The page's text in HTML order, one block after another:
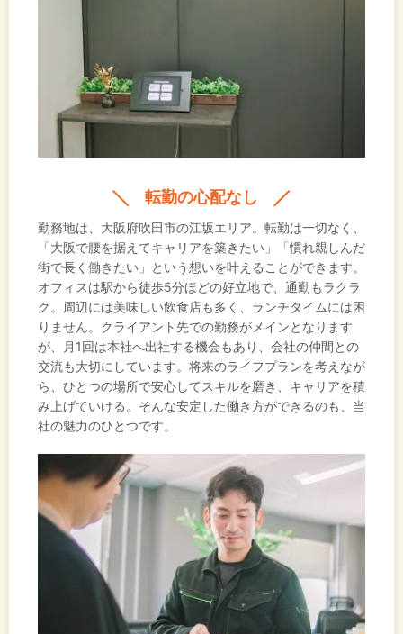
転勤の心配なし
勤務地は、大阪府吹田市の江坂エリア。転勤は一切なく、
「大阪で腰を据えてキャリアを築きたい」「慣れ親しんだ
街で長く働きたい」という想いを叶えることができます。
オフィスは駅から徒歩5分ほどの好立地で、通勤もラクラ
ク。周辺には美味しい飲食店も多く、ランチタイムには困
りません。クライアント先での勤務がメインとなります
が、月1回は本社へ出社する機会もあり、会社の仲間との
交流も大切にしています。将来のライフプランを考えなが
ら、ひとつの場所で安心してスキルを磨き、キャリアを積
み上げていける。そんな安定した働き方ができるのも、当
社の魅力のひとつです。